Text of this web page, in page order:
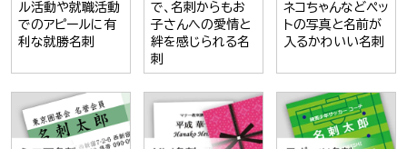
ル活動や就職活動
でのアピールに有
利な就勝名刺
で、名刺からもお
子さんへの愛情と
絆を感じられる名
刺
ネコちゃんなどペッ
トの写真と名前が
入るかわいい名刺